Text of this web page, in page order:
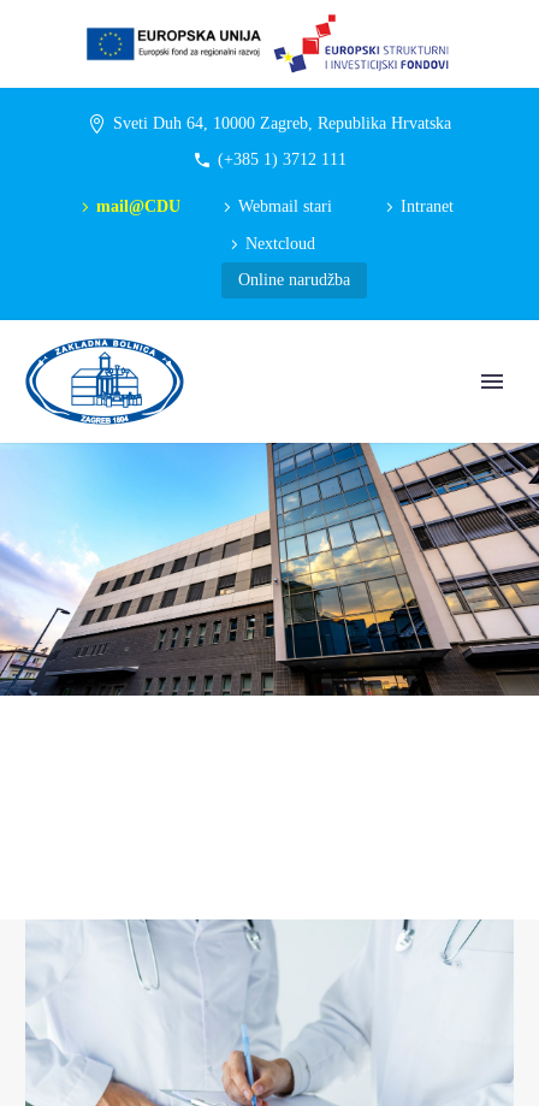
Sveti Duh 64, 10000 Zagreb, Republika Hrvatska
(+385 1) 3712 111
mail@CDU Webmail stari Intranet
Nextcloud
Online narudžba